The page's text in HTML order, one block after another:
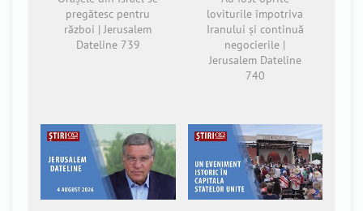
pregătesc pentru
război | Jerusalem
Dateline 739
loviturile împotriva
Iranului și continuă
negocierile |
Jerusalem Dateline
740